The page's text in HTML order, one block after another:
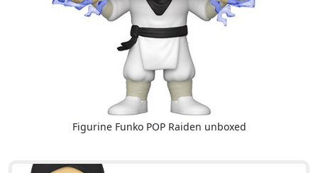
Figurine Funko POP Raiden unboxed